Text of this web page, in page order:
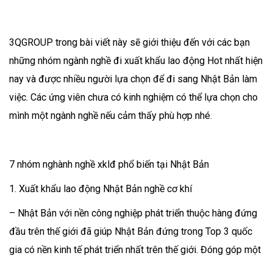
3QGROUP trong bài viết này sẽ giới thiệu đến với các bạn
những nhóm ngành nghề đi xuất khẩu lao động Hot nhất hiện
nay và được nhiều người lựa chọn để đi sang Nhật Bản làm
việc. Các ứng viên chưa có kinh nghiệm có thể lựa chọn cho
mình một ngành nghề nếu cảm thấy phù hợp nhé.
7 nhóm nghành nghề xklđ phổ biến tại Nhật Bản
1. Xuất khẩu lao động Nhật Bản nghề cơ khí
– Nhật Bản với nền công nghiệp phát triển thuộc hàng đứng
đầu trên thế giới đã giúp Nhật Bản đứng trong Top 3 quốc
gia có nền kinh tế phát triển nhất trên thế giới. Đóng góp một